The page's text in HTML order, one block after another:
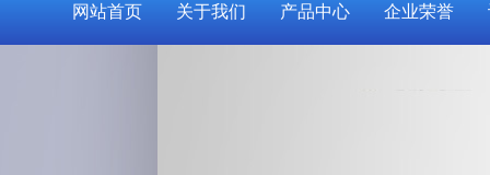
网站首页 关于我们 产品中心 企业荣誉